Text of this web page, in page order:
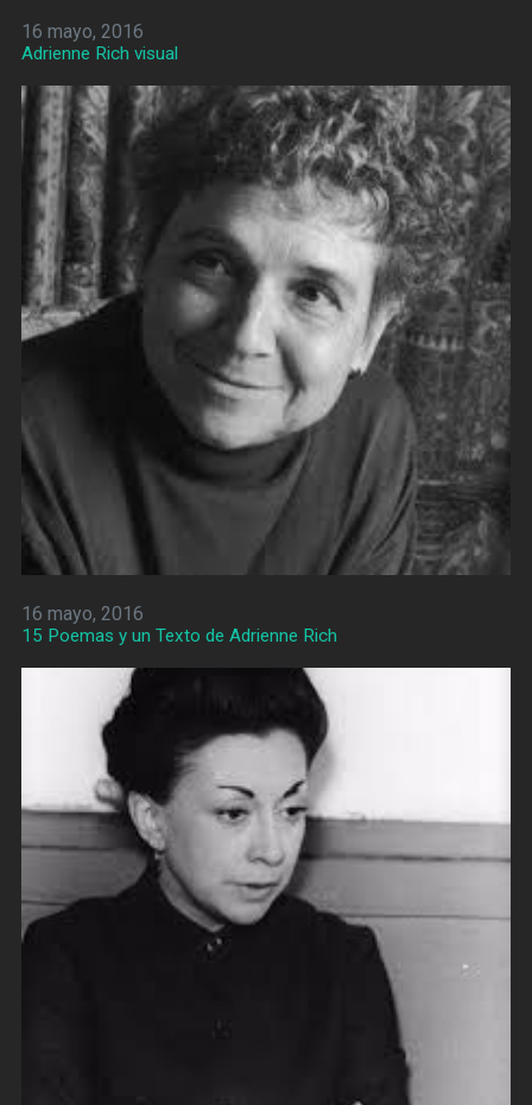
16 mayo, 2016
Adrienne Rich visual
16 mayo, 2016
15 Poemas y un Texto de Adrienne Rich